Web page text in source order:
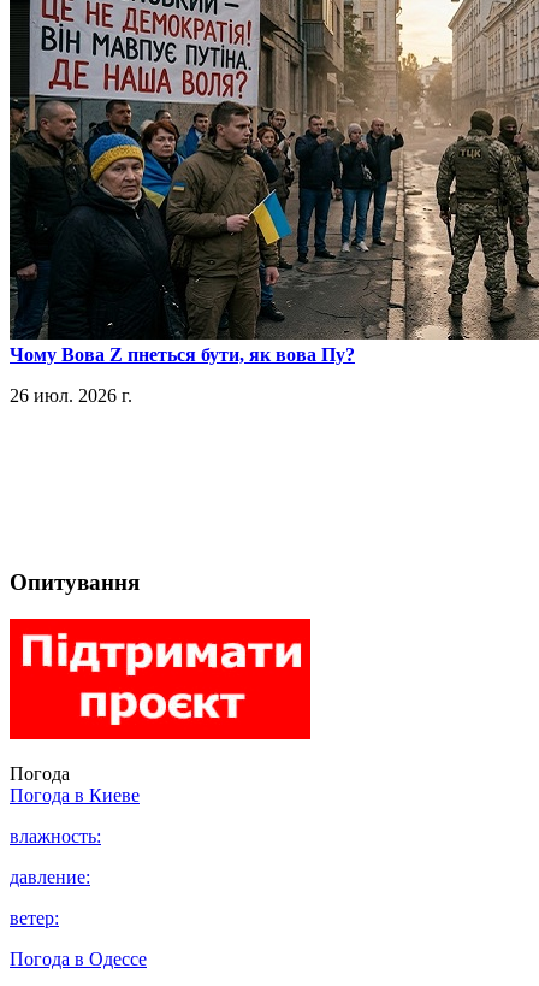
​Чому Вова Z пнеться бути, як вова Пу?
26 июл. 2026 г.
Опитування
Погода
Погода в Киеве
влажность:
давление:
ветер:
Погода в Одессе